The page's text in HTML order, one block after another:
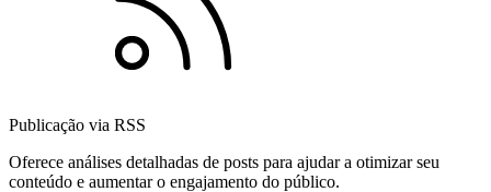
Publicação via RSS
Oferece análises detalhadas de posts para ajudar a otimizar seu
conteúdo e aumentar o engajamento do público.